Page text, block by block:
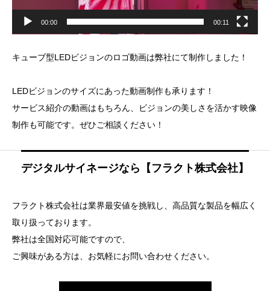
00:00 00:11
キューブ型LEDビジョンのロゴ動画は弊社にて制作しました！
LEDビジョンのサイズにあった動画制作も承ります！
サービス紹介の動画はもちろん、ビジョンの美しさを活かす映像
制作も可能です。ぜひご相談ください！
デジタルサイネージなら【フラクト株式会社】
フラクト株式会社は業界最安値を挑戦し、高品質な製品を幅広く
取り扱っております。
弊社は全国対応可能ですので、
ご興味がある方は、お気軽にお問い合わせください。